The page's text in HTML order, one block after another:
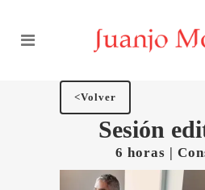
<Volver
Sesión
6 horas |